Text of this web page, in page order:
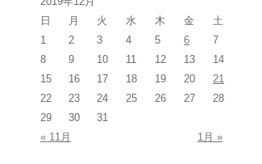
日
月 火 水 木 金
土
1
2 3 4 5 6
7
8
9 10 11 12 13
14
15
16 17 18 19 20
21
22
23 24 25 26 27
28
29
30
31
« 11月
1月 »